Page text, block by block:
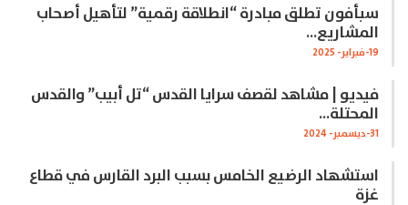
سبأفون تطلق مبادرة “انطلاقة رقمية” لتأهيل أصحاب
المشاريع…
19-فبراير- 2025
فيديو | مشاهد لقصف سرايا القدس “تل أبيب” والقدس
المحتلة…
31-ديسمبر- 2024
استشهاد الرضيع الخامس بسبب البرد القارس في قطاع
غزة